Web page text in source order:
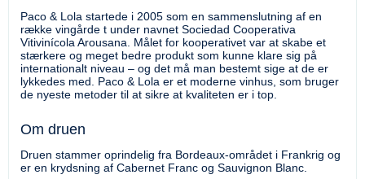
Paco & Lola startede i 2005 som en sammenslutning af en
række vingårde t under navnet Sociedad Cooperativa
Vitivinícola Arousana. Målet for kooperativet var at skabe et
stærkere og meget bedre produkt som kunne klare sig på
internationalt niveau – og det må man bestemt sige at de er
lykkedes med. Paco & Lola er et moderne vinhus, som bruger
de nyeste metoder til at sikre at kvaliteten er i top.
Om druen
Druen stammer oprindelig fra Bordeaux-området i Frankrig og
er en krydsning af Cabernet Franc og Sauvignon Blanc.